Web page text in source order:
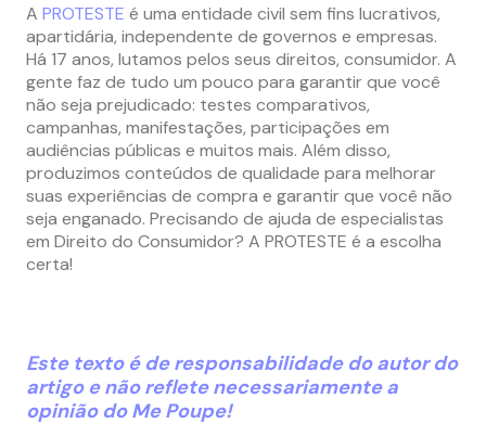
A PROTESTE é uma entidade civil sem fins lucrativos,
apartidária, independente de governos e empresas.
Há 17 anos, lutamos pelos seus direitos, consumidor. A
gente faz de tudo um pouco para garantir que você
não seja prejudicado: testes comparativos,
campanhas, manifestações, participações em
audiências públicas e muitos mais. Além disso,
produzimos conteúdos de qualidade para melhorar
suas experiências de compra e garantir que você não
seja enganado. Precisando de ajuda de especialistas
em Direito do Consumidor? A PROTESTE é a escolha
certa!
Este texto é de responsabilidade do autor do
artigo e não reflete necessariamente a
opinião do Me Poupe!